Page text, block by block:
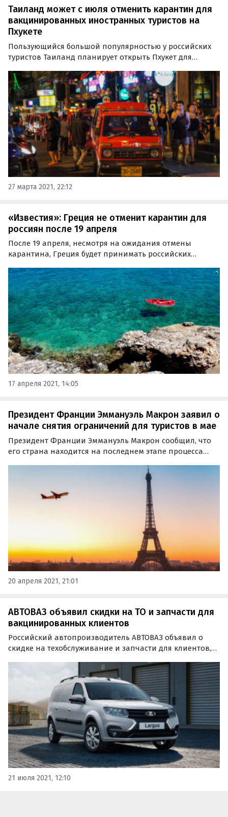
Таиланд может с июля отменить карантин для
вакцинированных иностранных туристов на
Пхукете
Пользующийся большой популярностью у российских
туристов Таиланд планирует открыть Пхукет для
предъявления к ним карантинных требований уже с
июля 2021 года.
27 марта 2021, 22:12
«Известия»: Греция не отменит карантин для
россиян после 19 апреля
После 19 апреля, несмотря на ожидания отмены
карантина, Греция будет принимать российских
туризма республики Харис Теохарис в интервью
«Известиям».
17 апреля 2021, 14:05
Президент Франции Эммануэль Макрон заявил о
начале снятия ограничений для туристов в мае
Президент Франции Эммануэль Макрон сообщил, что
его страна находится на последнем этапе процесса
поездки вакцинированных путешественников и тех,
чей анализ на наличие в организме вируса COVID-19…
20 апреля 2021, 21:01
АВТОВАЗ объявил скидки на ТО и запчасти для
вакцинированных клиентов
Российский автопроизводитель АВТОВАЗ объявил о
скидке на техобслуживание и запчасти для клиентов,
известно «Где и что», акция для владельцев
автомобилей LADA и клиентов магазинов LADA Dеталь…
21 июля 2021, 12:10